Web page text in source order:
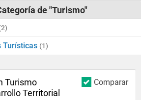
de "Turismo"
Turísticas (1)
Comparar
Turismo
Territorial